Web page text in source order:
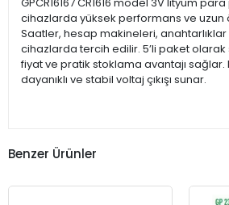
GPCR16167 CR1616 model 3V lityum
cihazlarda yüksek performans ve uzun
Saatler, hesap makineleri,
cihazlarda tercih edilir. 5’li paket olarak
fiyat ve pratik stoklama avantajı sağlar.
dayanıklı ve stabil voltaj çıkışı sunar.
Benzer Ürünler